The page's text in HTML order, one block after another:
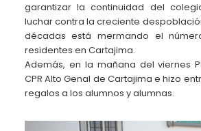
garantizar la continuidad del
luchar contra la creciente
décadas está mermando el
residentes en Cartajima.
Además, en la mañana del viernes
CPR Alto Genal de Cartajima e hizo
regalos a los alumnos y alumnas.